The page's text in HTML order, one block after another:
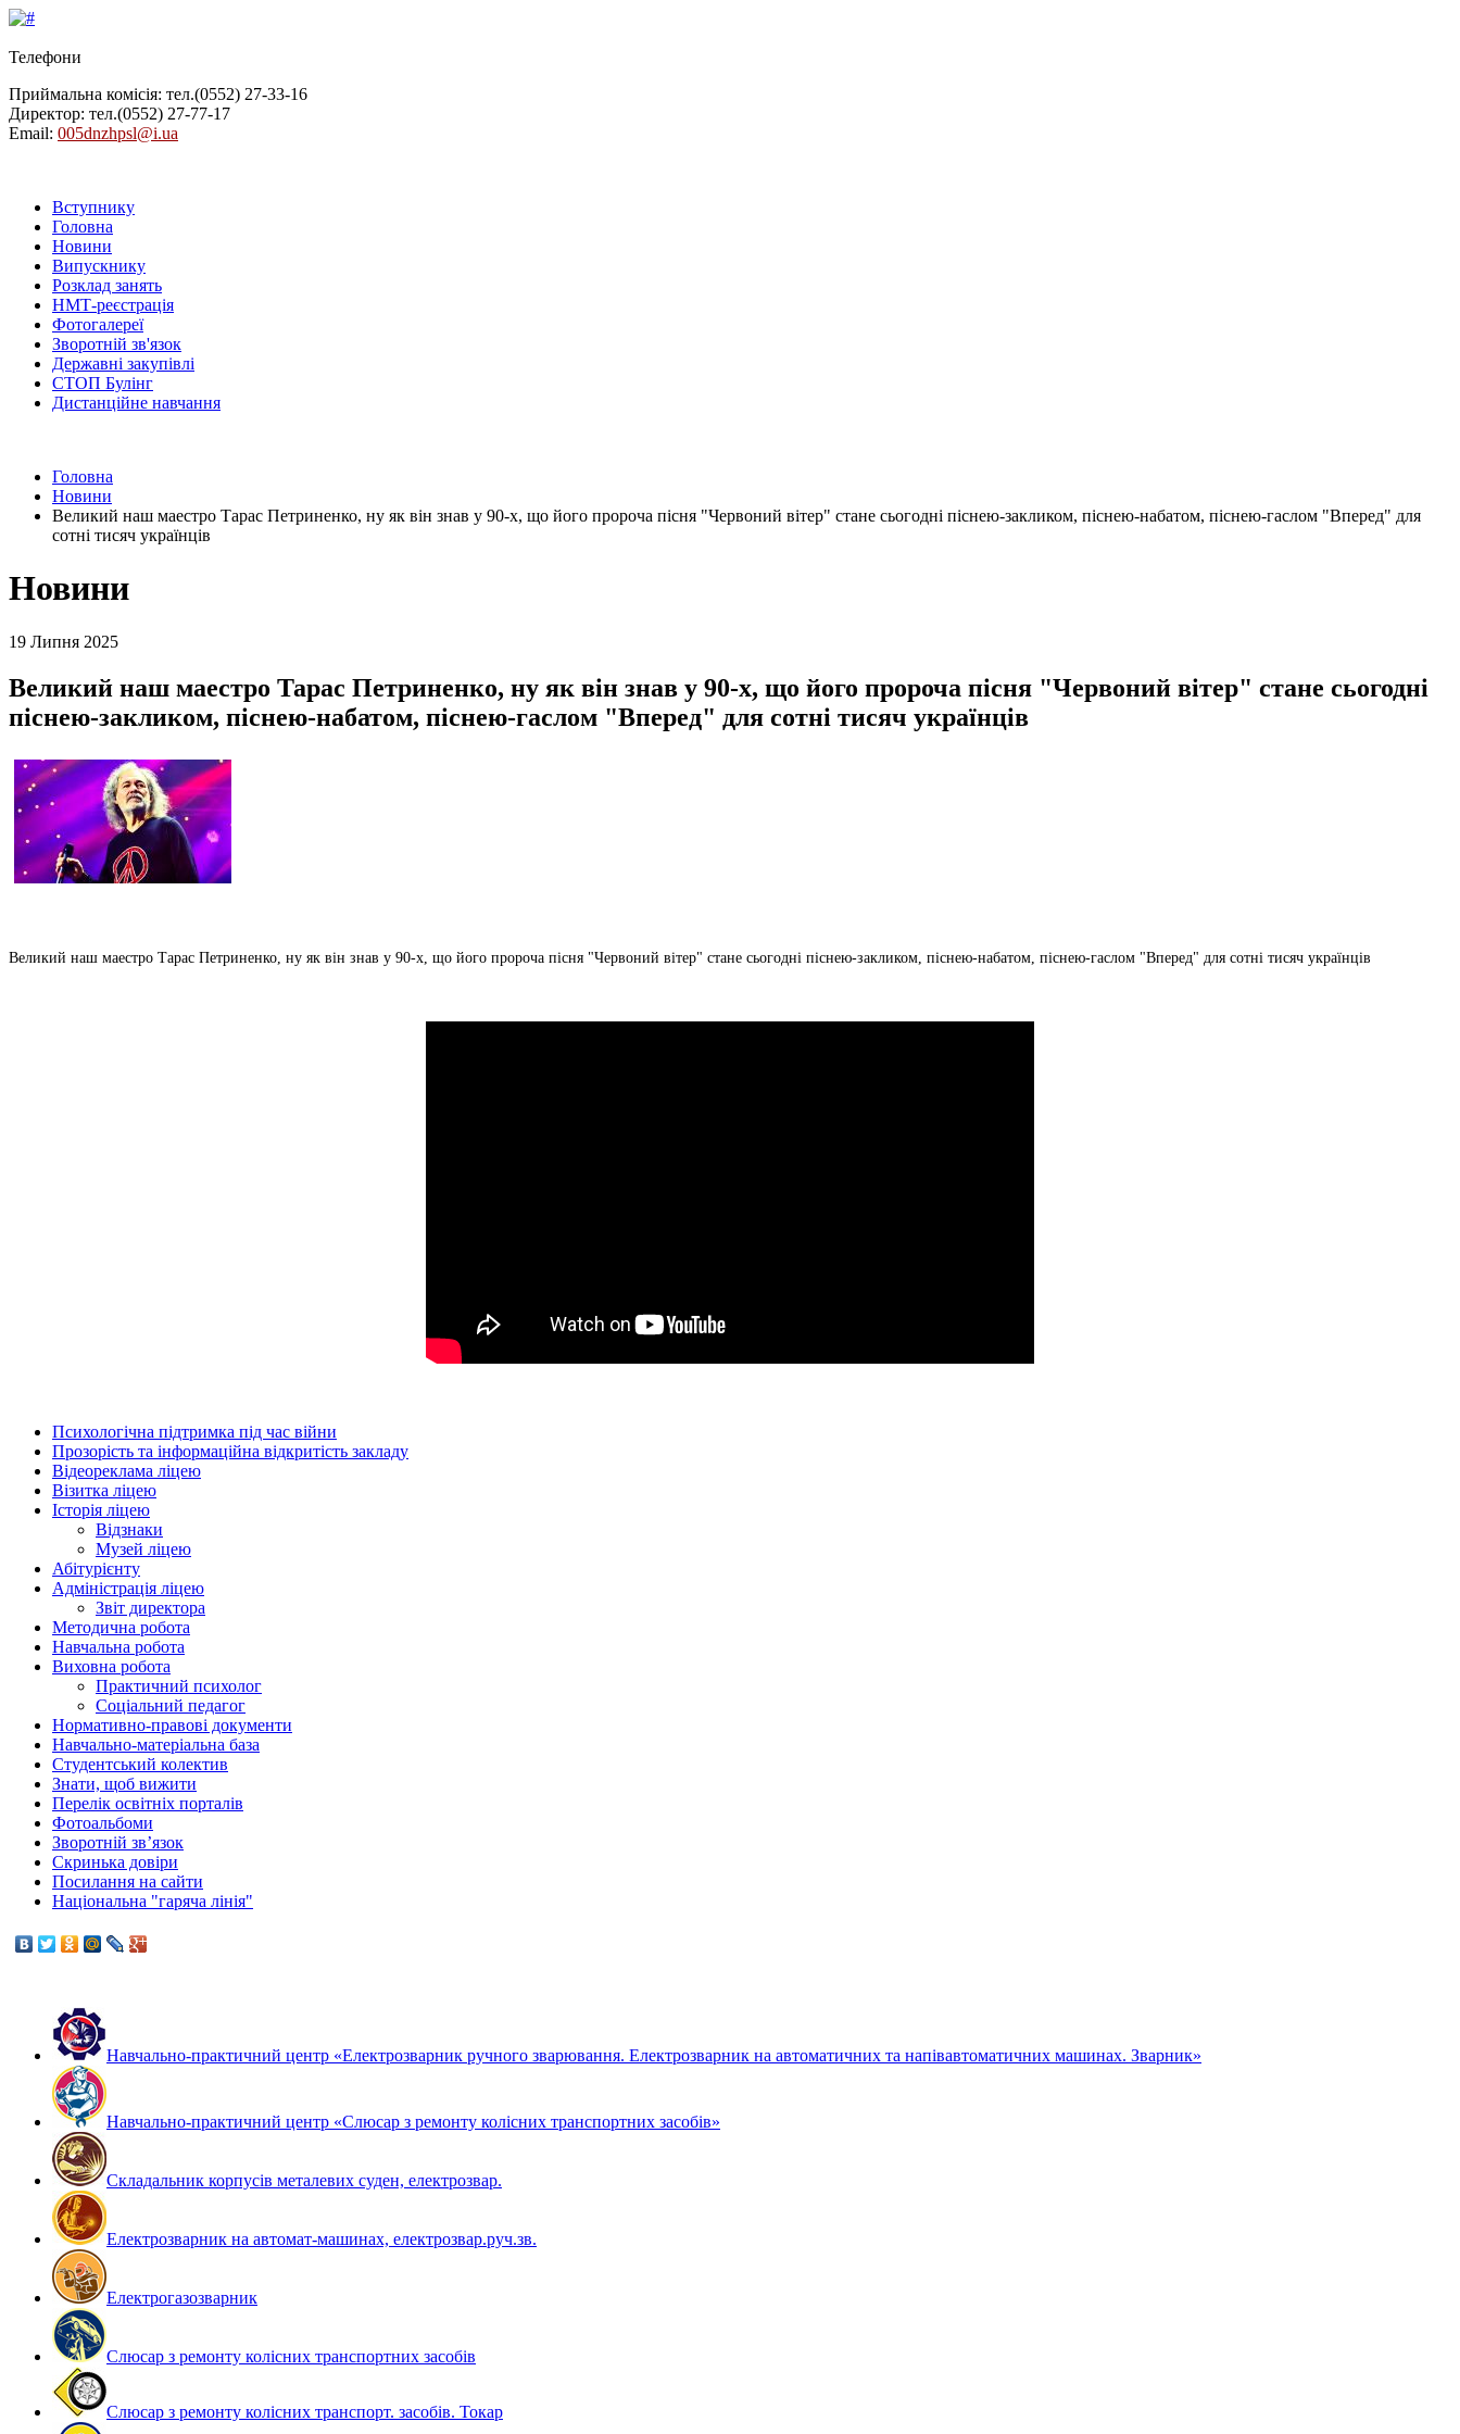
Телефони
Приймальна комісія: тел.(0552) 27-33-16
Директор: тел.(0552) 27-77-17
Email: 005dnzhpsl@i.ua
Вступнику
Головна
Новини
Випускнику
Розклад занять
НМТ-реєстрація
Фотогалереї
Зворотній зв'язок
Державні закупівлі
СТОП Булінг
Дистанційне навчання
Головна
Новини
Великий наш маестро Тарас Петриненко, ну як він знав у 90-х, що його пророча пісня "Червоний вітер" стане сьогодні піснею-закликом, піснею-набатом, піснею-гаслом "Вперед" для
сотні тисяч українців
Новини
19 Липня 2025
Великий наш маестро Тарас Петриненко, ну як він знав у 90-х, що його пророча пісня "Червоний вітер" стане сьогодні
піснею-закликом, піснею-набатом, піснею-гаслом "Вперед" для сотні тисяч українців
Великий наш маестро Тарас Петриненко, ну як він знав у 90-х, що його пророча пісня "Червоний вітер" стане сьогодні піснею-закликом, піснею-набатом, піснею-гаслом "Вперед" для сотні тисяч українців
Психологічна підтримка під час війни
Прозорість та інформаційна відкритість закладу
Відеореклама ліцею
Візитка ліцею
Історія ліцею
Відзнаки
Музей ліцею
Абітурієнту
Адміністрація ліцею
Звіт директора
Методична робота
Навчальна робота
Виховна робота
Практичний психолог
Соціальний педагог
Нормативно-правові документи
Навчально-матеріальна база
Студентський колектив
Знати, щоб вижити
Перелік освітніх порталів
Фотоальбоми
Зворотній зв’язок
Скринька довіри
Посилання на сайти
Національна "гаряча лінія"
Навчально-практичний центр «Електрозварник ручного зварювання. Електрозварник на автоматичних та напівавтоматичних машинах. Зварник»
Навчально-практичний центр «Слюсар з ремонту колісних транспортних засобів»
Складальник корпусів металевих суден, електрозвар.
Електрозварник на автомат-машинах, електрозвар.руч.зв.
Електрогазозварник
Слюсар з ремонту колісних транспортних засобів
Слюсар з ремонту колісних транспорт. засобів. Токар